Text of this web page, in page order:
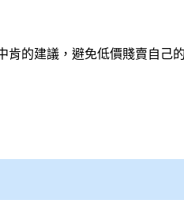
肯的建議，避免低價賤賣自己